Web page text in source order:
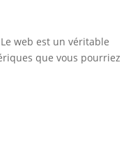
web est un véritable
que vous pourriez